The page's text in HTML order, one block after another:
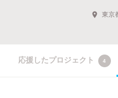
東京
応援したプロジェクト 4